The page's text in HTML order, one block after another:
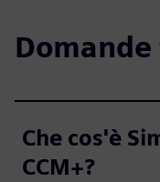
Che cos'è
CCM+?